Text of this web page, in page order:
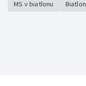
MS v biatlonu Biatlon